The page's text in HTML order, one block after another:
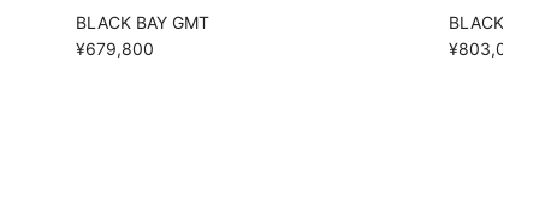
BLACK BAY GMT
¥679,800
BLACK
¥803,000